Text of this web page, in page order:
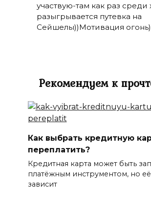
участвую-там как раз
разыгрывается путевка на
Сейшелы))Мотивация огонь)
Рекомендуем к
Как выбрать кредитную
переплатить?
Кредитная карта может быть
платёжным инструментом, но
зависит